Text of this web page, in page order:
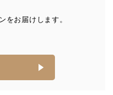
・提供に際して、その利
公正な手段によって取
外利用、第三者への提
おいてはこれらの取り組
をお届けします。